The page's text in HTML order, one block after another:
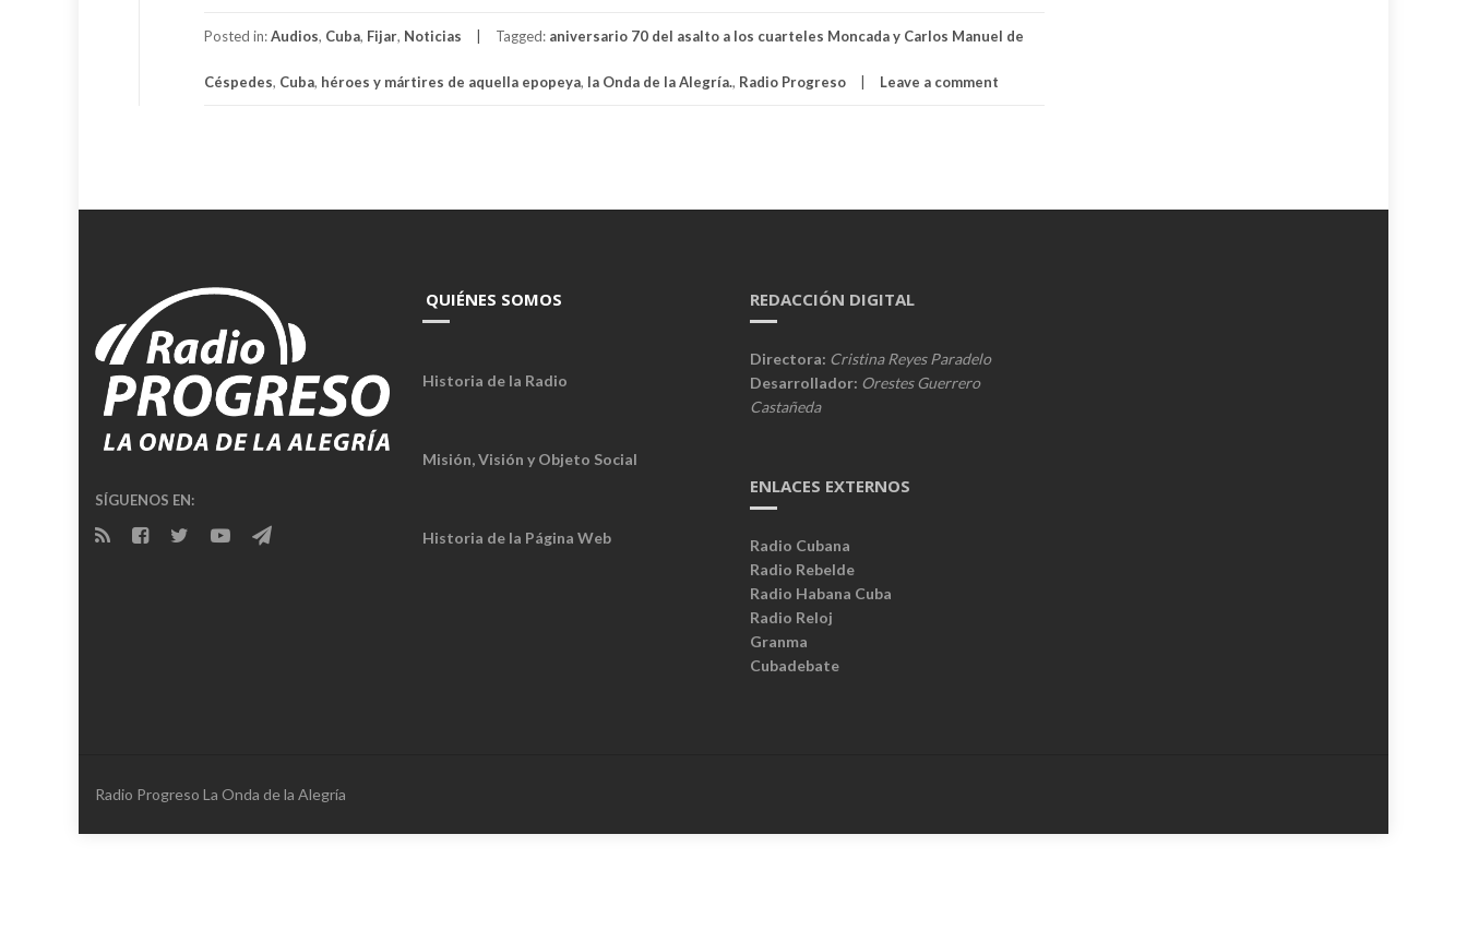
Posted in:Audios, Cuba, Fijar, Noticias Tagged: aniversario 70 del asalto a los cuarteles Moncada y Carlos Manuel de
Céspedes, Cuba, héroes y mártires de aquella epopeya, la Onda de la Alegría., Radio Progreso Leave a comment
SÍGUENOS EN:
QUIÉNES SOMOS
Historia de la Radio
Misión, Visión y Objeto Social
Historia de la Página Web
REDACCIÓN DIGITAL
Directora: Cristina Reyes Paradelo
Desarrollador: Orestes Guerrero
Castañeda
ENLACES EXTERNOS
Radio Cubana
Radio Rebelde
Radio Habana Cuba
Radio Reloj
Granma
Cubadebate
Radio Progreso La Onda de la Alegría